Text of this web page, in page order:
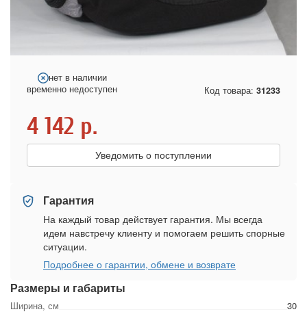
Размеры и габариты
Ширина, см
30
нет в наличии
временно недоступен
Код товара: 31233
4 142 р.
Уведомить о поступлении
Гарантия
На каждый товар действует гарантия. Мы всегда
идем навстречу клиенту и помогаем решить спорные
ситуации.
Подробнее о гарантии, обмене и возврате